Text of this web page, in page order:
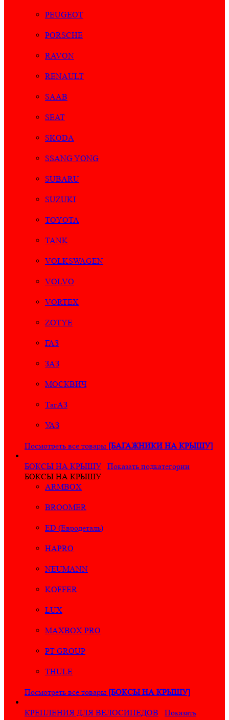
PEUGEOT
PORSCHE
RAVON
RENAULT
SAAB
SEAT
SKODA
SSANG YONG
SUBARU
SUZUKI
TOYOTA
TANK
VOLKSWAGEN
VOLVO
VORTEX
ZOTYE
ГАЗ
ЗАЗ
МОСКВИЧ
ТагАЗ
УАЗ
Посмотреть все товары [БАГАЖНИКИ НА КРЫШУ]
БОКСЫ НА КРЫШУ
Показать подкатегории
БОКСЫ НА КРЫШУ
ARMBOX
BROOMER
ED (Евродеталь)
HAPRO
NEUMANN
KOFFER
LUX
MAXBOX PRO
PT GROUP
THULE
Посмотреть все товары [БОКСЫ НА КРЫШУ]
КРЕПЛЕНИЯ ДЛЯ ВЕЛОСИПЕДОВ
Показать